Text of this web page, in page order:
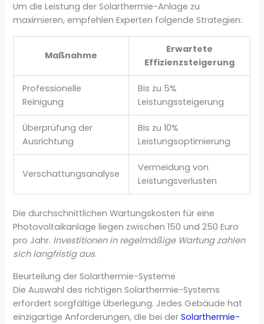
Um die Leistung der Solarthermie-Anlage zu
maximieren, empfehlen Experten folgende Strategien:
Maßnahme
Erwartete
Effizienzsteigerung
Professionelle
Reinigung
Bis zu 5%
Leistungssteigerung
Überprüfung der
Ausrichtung
Bis zu 10%
Leistungsoptimierung
Verschattungsanalyse
Vermeidung von
Leistungsverlusten
Die durchschnittlichen Wartungskosten für eine
Photovoltaikanlage liegen zwischen 150 und 250 Euro
pro Jahr. Investitionen in regelmäßige Wartung zahlen
sich langfristig aus.
Beurteilung der Solarthermie-Systeme
Die Auswahl des richtigen Solarthermie-Systems
erfordert sorgfältige Überlegung. Jedes Gebäude hat
einzigartige Anforderungen, die bei derSolarthermie-